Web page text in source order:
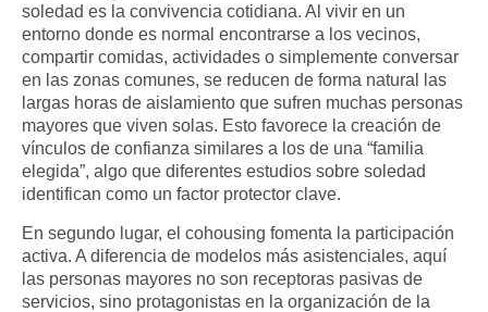
soledad es la convivencia cotidiana. Al vivir en un
entorno donde es normal encontrarse a los vecinos,
compartir comidas, actividades o simplemente conversar
en las zonas comunes, se reducen de forma natural las
largas horas de aislamiento que sufren muchas personas
mayores que viven solas. Esto favorece la creación de
vínculos de confianza similares a los de una “familia
elegida”, algo que diferentes estudios sobre soledad
identifican como un factor protector clave.​
En segundo lugar, el cohousing fomenta la participación
activa. A diferencia de modelos más asistenciales, aquí
las personas mayores no son receptoras pasivas de
servicios, sino protagonistas en la organización de la